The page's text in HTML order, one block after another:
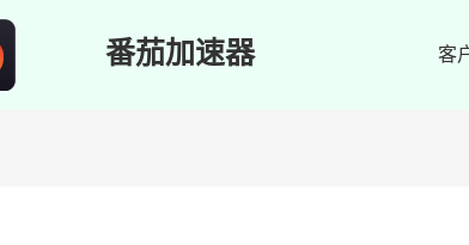
番茄加速器 客